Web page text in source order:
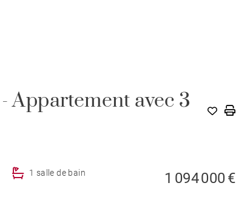
Appartement avec 3
1 salle de bain 1 094 000 €